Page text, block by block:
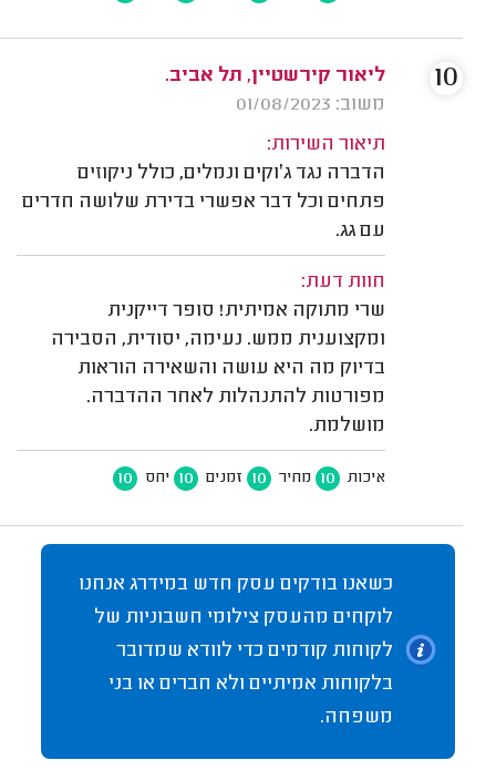
ליאור קירשטיין, תל אביב.
משוב: 01/08/2023
תיאור השירות:
הדברה נגד ג׳וקים ונמלים, כולל ניקוזים
פתחים וכל דבר אפשרי בדירת שלושה חדרים
עם גג.
חוות דעת:
שרי מתוקה אמיתית! סופר דייקנית
ומקצוענית ממש. נעימה, יסודית, הסבירה
בדיוק מה היא עושה והשאירה הוראות
מפורטות להתנהלות לאחר ההדברה.
מושלמת.
איכות 10 מחיר 10 זמנים 10 יחס 10
10
כשאנו בודקים עסק חדש במידרג אנחנו
לוקחים מהעסק צילומי חשבוניות של
לקוחות קודמים כדי לוודא שמדובר
בלקוחות אמיתיים ולא חברים או בני
משפחה.